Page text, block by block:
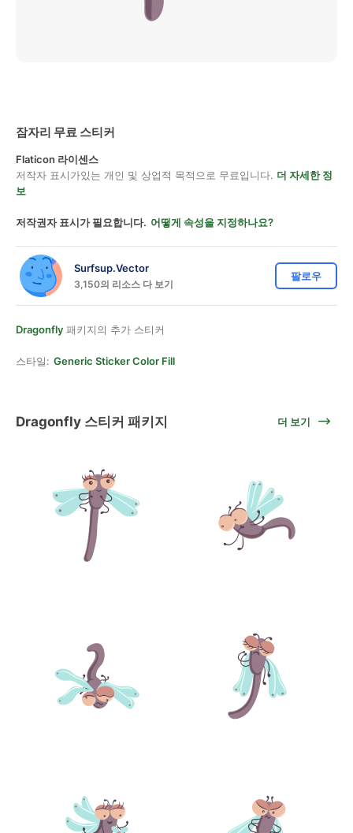
잠자리 무료 스티커
Flaticon 라이센스
저작자 표시가있는 개인 및 상업적 목적으로 무료입니다. 더 자세한 정
보
저작권자 표시가 필요합니다. 어떻게 속성을 지정하나요?
Surfsup.Vector
3,150의 리소스 다 보기
팔로우
Dragonfly 패키지의 추가 스티커
스타일: Generic Sticker Color Fill
Dragonfly 스티커 패키지 더 보기